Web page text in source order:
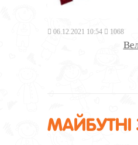
06.12.2021 10:54 1068